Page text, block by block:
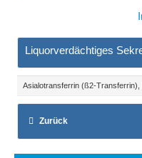
Liquorverdächtiges
Asialotransferrin (ß2-
Zurück